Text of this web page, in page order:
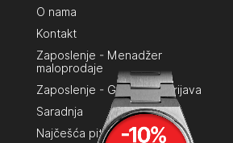
O nama
Kontakt
Zaposlenje - Menadžer
maloprodaje
Zaposlenje - Generalna prijava
Saradnja
Najčešća pitanja